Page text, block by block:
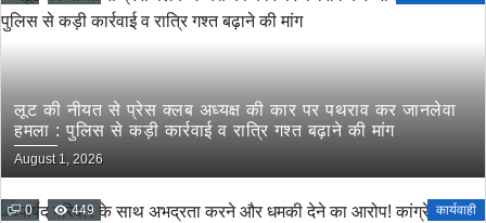
लूट की नीयत से प्रेस क्लब अध्यक्ष की कार पर पथराव कर जानलेवा
हमला : पुलिस से कड़ी कार्रवाई व रात्रि गश्त बढ़ाने की मांग
August 1, 2026
0 449 कार्यवाही